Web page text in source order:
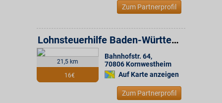
Zum Partnerprofil
21,5 km
16€
Lohnsteuerhilfe Baden-Württemberg e.V. Beratungsstelle
Bahnhofstr. 64,
70806 Kornwestheim
Auf Karte anzeigen
Zum Partnerprofil